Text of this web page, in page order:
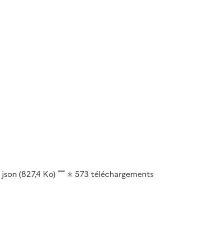
json (827,4 Ko) 573 téléchargements